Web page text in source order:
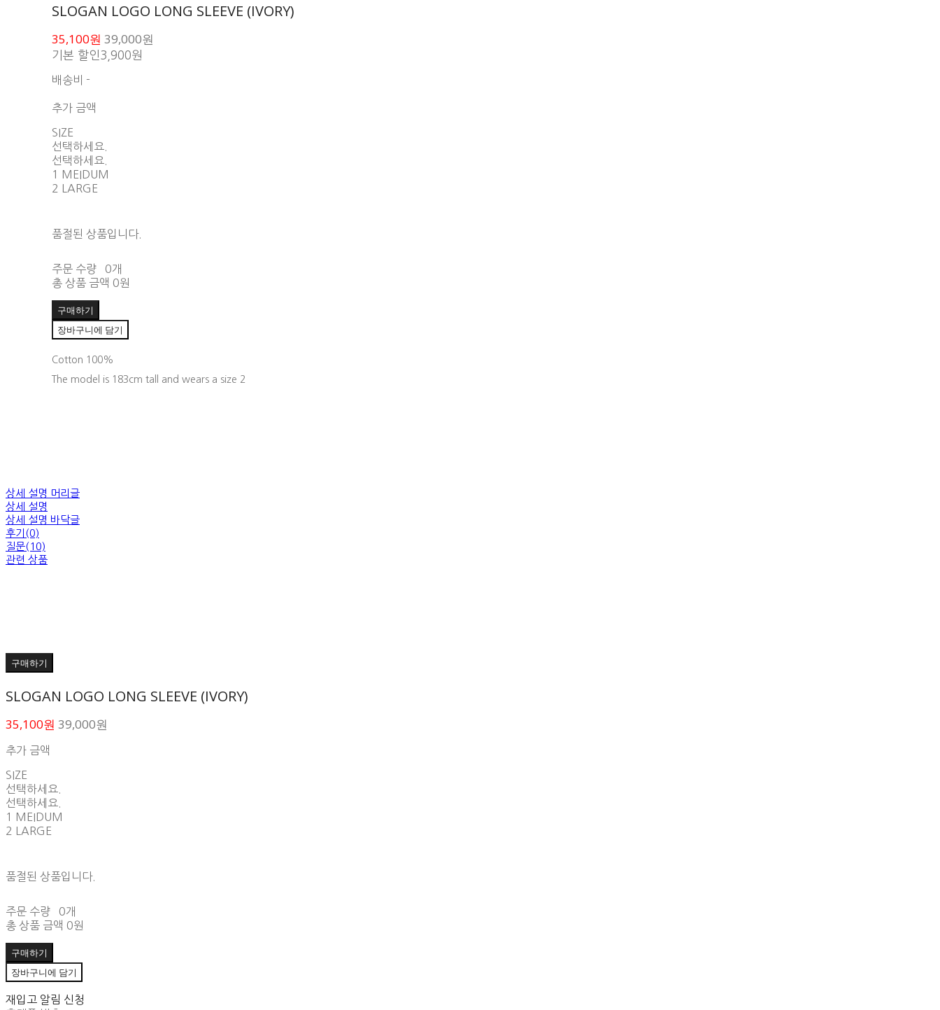
SLOGAN LOGO LONG SLEEVE (IVORY)
35,100원39,000원
기본 할인 3,900원
배송비 -
추가 금액
SIZE
선택하세요.
선택하세요.
1 MEIDUM
2 LARGE
품절된 상품입니다.
주문 수량
0개
총 상품 금액 0원
구매하기
장바구니에 담기
Cotton 100%
The model is 183cm tall and wears a size 2
상세 설명 머리글
상세 설명
상세 설명 바닥글
후기(0)
질문(10)
관련 상품
구매하기
SLOGAN LOGO LONG SLEEVE (IVORY)
35,100원 39,000원
추가 금액
SIZE
선택하세요.
선택하세요.
1 MEIDUM
2 LARGE
품절된 상품입니다.
주문 수량
0개
총 상품 금액 0원
구매하기
장바구니에 담기
재입고 알림 신청